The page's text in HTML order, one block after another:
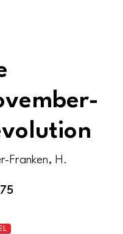
Franken, H.